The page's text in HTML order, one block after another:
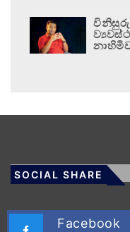
විනිසුරු
SOCIAL SHARE
Facebook